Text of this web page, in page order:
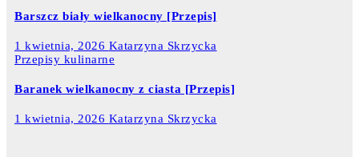
Barszcz biały wielkanocny [Przepis]
1 kwietnia, 2026 Katarzyna Skrzycka
Przepisy kulinarne
Baranek wielkanocny z ciasta [Przepis]
1 kwietnia, 2026 Katarzyna Skrzycka